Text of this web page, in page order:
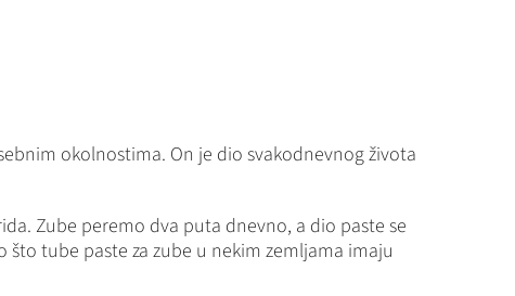
okolnostima. On je dio svakodnevnog života
Zube peremo dva puta dnevno, a dio paste se
tube paste za zube u nekim zemljama imaju